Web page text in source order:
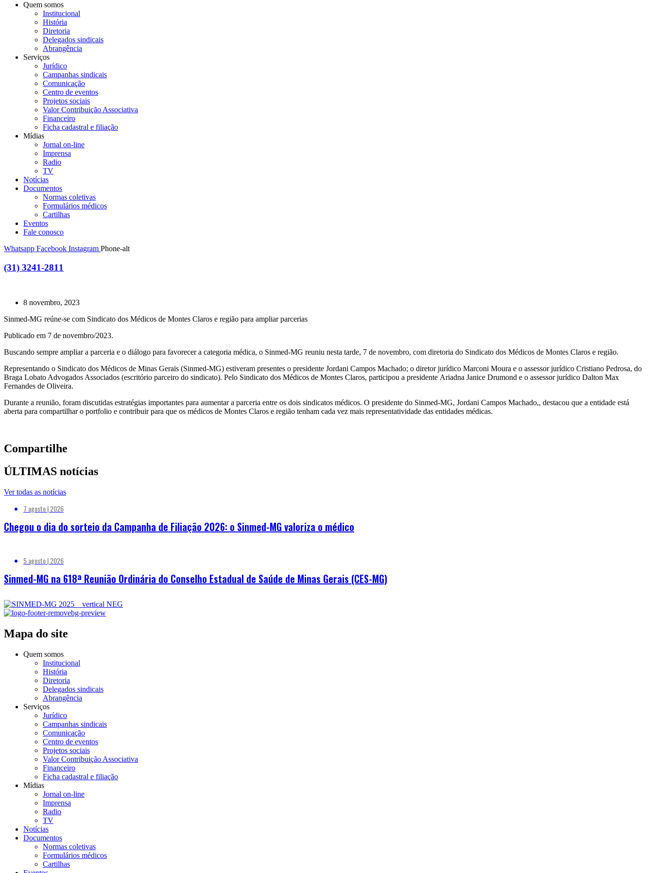
Quem somos
Institucional
História
Diretoria
Delegados sindicais
Abrangência
Serviços
Jurídico
Campanhas sindicais
Comunicação
Centro de eventos
Projetos sociais
Valor Contribuição Associativa
Financeiro
Ficha cadastral e filiação
Mídias
Jornal on-line
Imprensa
Radio
TV
Notícias
Documentos
Normas coletivas
Formulários médicos
Cartilhas
Eventos
Fale conosco
Whatsapp Facebook Instagram Phone-alt
(31) 3241-2811
8 novembro, 2023
Sinmed-MG reúne-se com Sindicato dos Médicos de Montes Claros e região para ampliar parcerias
Publicado em 7 de novembro/2023.
Buscando sempre ampliar a parceria e o diálogo para favorecer a categoria médica, o Sinmed-MG reuniu nesta tarde, 7 de novembro, com diretoria do Sindicato dos Médicos de Montes Claros e região.
Representando o Sindicato dos Médicos de Minas Gerais (Sinmed-MG) estiveram presentes o presidente Jordani Campos Machado; o diretor jurídico Marconi Moura e o assessor jurídico Cristiano Pedrosa, do
Braga Lobato Advogados Associados (escritório parceiro do sindicato). Pelo Sindicato dos Médicos de Montes Claros, participou a presidente Ariadna Janice Drumond e o assessor jurídico Dalton Max
Fernandes de Oliveira.
Durante a reunião, foram discutidas estratégias importantes para aumentar a parceria entre os dois sindicatos médicos. O presidente do Sinmed-MG, Jordani Campos Machado,, destacou que a entidade está
aberta para compartilhar o portfolio e contribuir para que os médicos de Montes Claros e região tenham cada vez mais representatividade das entidades médicas.
Compartilhe
ÚLTIMAS notícias
Ver todas as notícias
7 agosto | 2026
Chegou o dia do sorteio da Campanha de Filiação 2026: o Sinmed-MG valoriza o médico
5 agosto | 2026
Sinmed-MG na 618ª Reunião Ordinária do Conselho Estadual de Saúde de Minas Gerais (CES-MG)
Mapa do site
Quem somos
Institucional
História
Diretoria
Delegados sindicais
Abrangência
Serviços
Jurídico
Campanhas sindicais
Comunicação
Centro de eventos
Projetos sociais
Valor Contribuição Associativa
Financeiro
Ficha cadastral e filiação
Mídias
Jornal on-line
Imprensa
Radio
TV
Notícias
Documentos
Normas coletivas
Formulários médicos
Cartilhas